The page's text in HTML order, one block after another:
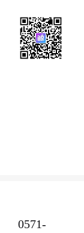
0571-